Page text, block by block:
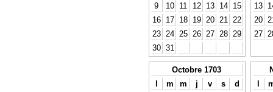
9
10 11 12 13 14
15
16
17 18 19 20 21
22
23
24 25 26 27 28
29
30 31
13
20
27
Octobre 1703
l
m m j v s
d
l